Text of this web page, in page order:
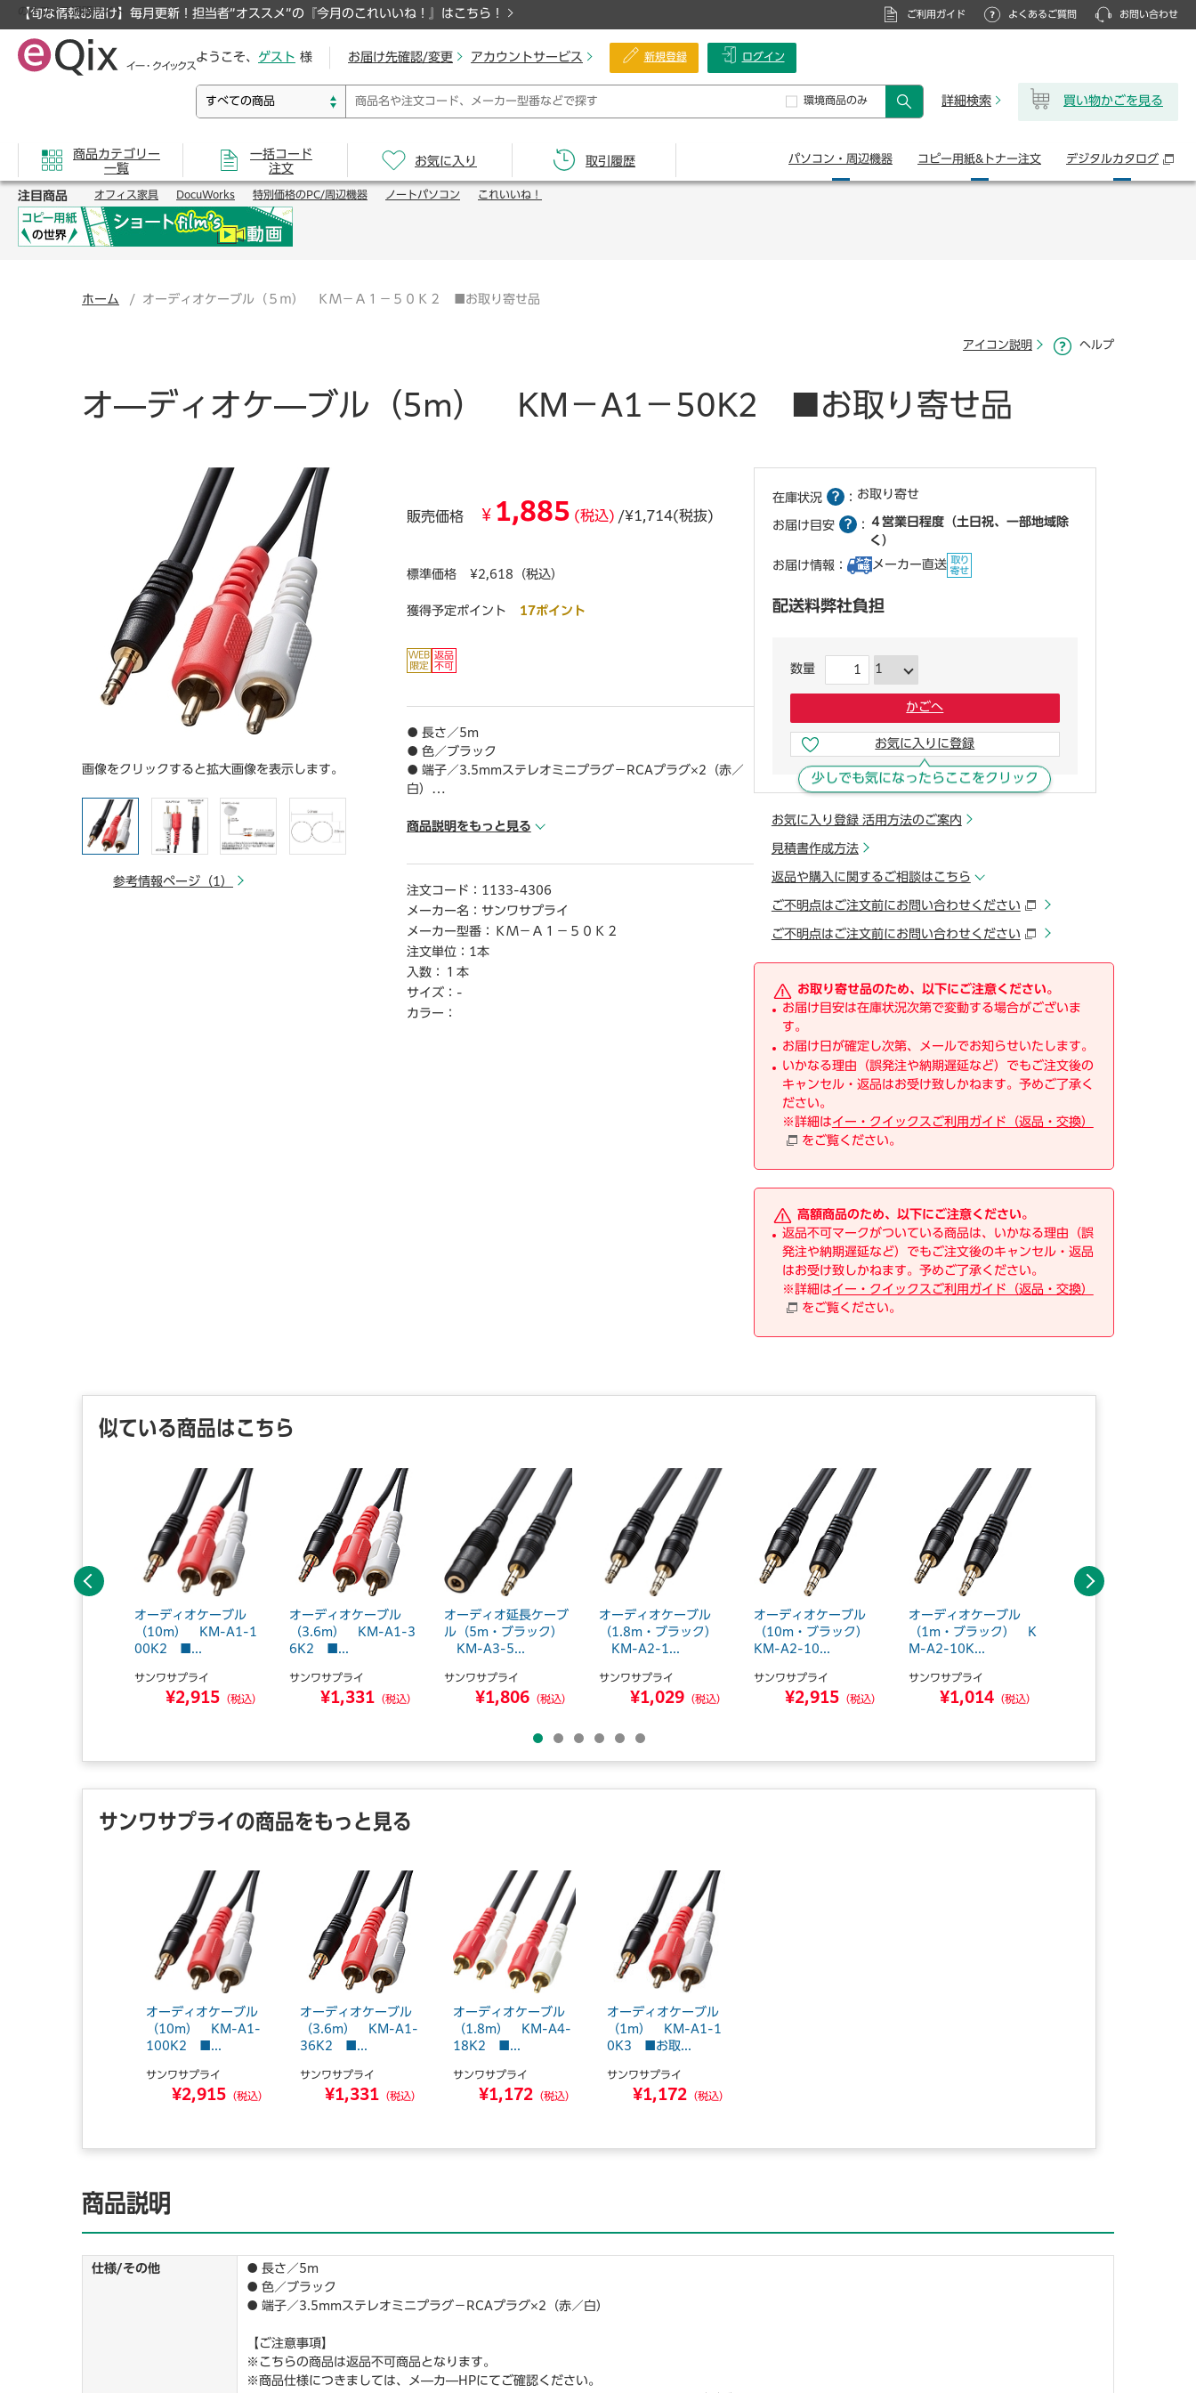
【旬な情報お届け】毎月更新！担当者”オススメ”の『今月のこれいいね！』はこちら！ ご利用ガイド よくあるご質問 お問い合わせ
のオフィス通販サイト
ようこそ、 ゲスト 様 お届け先確認/変更 アカウントサービス 新規登録 ログイン
環境商品のみ
検索
詳細検索 買い物かごを見る
商品カテゴリー
一覧
一括コード
注文
お気に入り 取引履歴 パソコン・ 周辺機器 コピー用紙& トナー注文 デジタルカタログ
注目商品 オフィス家具 DocuWorks 特別価格のPC/周辺機器 ノートパソコン これいいね！
ホーム オーディオケーブル（５ｍ） ＫＭ－Ａ１－５０Ｋ２ ■お取り寄せ品
アイコン説明 ヘルプ
オ―ディオケ―ブル（5m） KM－A1－50K2 ■お取り寄せ品
画像をクリックすると拡大画像を表示します。
参考情報ページ（1）
販売価格 ¥ 1,885 (税込) /¥1,714(税抜)
標準価格 ¥2,618（税込）
獲得予定ポイント 17ポイント
● 長さ／5m
● 色／ブラック
● 端子／3.5mmステレオミニプラグ－RCAプラグ×2（赤／
白）
【ご注意事項】
※商品仕様につきましては、メ―カ―HPにてご確認くださ
い。
※仕入先直送品のため、在庫状況により上記お届け目安にて
※詳細納期をご確認されたい場合は、0120－812－069まで
ご連絡ください。（お問い合わせ受付時間）月曜日～金曜日9
時から18時30分（祝日を除く）
商品説明をもっと見る
注文コード： 1133-4306
メーカー名： サンワサプライ
メーカー型番：
ＫＭ－Ａ１－５０Ｋ２
注文単位： 1本
入数：
１本
サイズ： -
カラー：
在庫状況 ： お取り寄せ
お届け目安 ： ４営業日程度（土日祝、一部地域除
く）
お届け情報：
メーカー直送
配送料弊社負担
数量
かごへ
お気に入りに登録
少しでも気になったらここをクリック
お気に入り登録 活用方法のご案内
見積書作成方法
返品や購入に関するご相談はこちら
ご不明点はご注文前にお問い合わせください
ご不明点はご注文前にお問い合わせください
お取り寄せ品のため、以下にご注意ください。
お届け目安は在庫状況次第で変動する場合がございま
す。
お届け日が確定し次第、メールでお知らせいたします。
いかなる理由（誤発注や納期遅延など）でもご注文後の
キャンセル・返品はお受け致しかねます。予めご了承く
ださい。
※詳細はイー・クイックスご利用ガイド（返品・交換）
をご覧ください。
高額商品のため、以下にご注意ください。
返品不可マークがついている商品は、いかなる理由（誤
発注や納期遅延など）でもご注文後のキャンセル・返品
はお受け致しかねます。予めご了承ください。
※詳細はイー・クイックスご利用ガイド（返品・交換）
をご覧ください。
似ている商品はこちら
オーディオケーブル
（10m） KM-A1-1
00K2 ■...
サンワサプライ
¥2,915 （税込）
オーディオケーブル
（3.6m） KM-A1-3
6K2 ■...
サンワサプライ
¥1,331 （税込）
オーディオ延長ケーブ
ル（5m・ブラック）
KM-A3-5...
サンワサプライ
¥1,806 （税込）
オーディオケーブル
（1.8m・ブラック）
KM-A2-1...
サンワサプライ
¥1,029 （税込）
オーディオケーブル
（10m・ブラック）
KM-A2-10...
サンワサプライ
¥2,915 （税込）
オーディオケーブル
（1m・ブラック） K
M-A2-10K...
サンワサプライ
¥1,014 （税込）
前へ 次へ
サンワサプライの商品をもっと見る
オーディオケーブル
（10m） KM-A1-
100K2 ■...
サンワサプライ
¥2,915（税込）
オーディオケーブル
（3.6m） KM-A1-
36K2 ■...
サンワサプライ
¥1,331 （税込）
オーディオケーブル
（1.8m） KM-A4-
18K2 ■...
サンワサプライ
¥1,172（税込）
オーディオケーブル
（1m） KM-A1-1
0K3 ■お取...
サンワサプライ
¥1,172（税込）
商品説明
仕様/その他
● 長さ／5m
● 色／ブラック
● 端子／3.5mmステレオミニプラグ－RCAプラグ×2（赤／白）
【ご注意事項】
※こちらの商品は返品不可商品となります。
※商品仕様につきましては、メ―カ―HPにてご確認ください。